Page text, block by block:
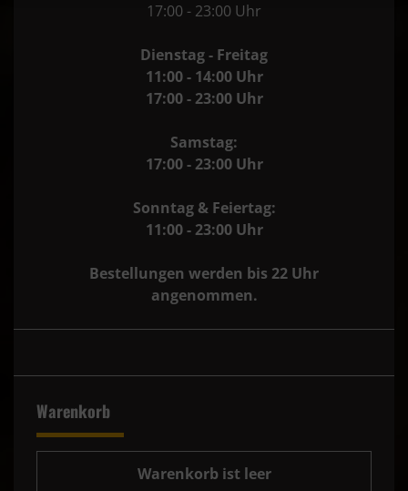
17:00 - 23:00 Uhr
Dienstag - Freitag
11:00 - 14:00 Uhr
17:00 - 23:00 Uhr
Samstag:
17:00 - 23:00 Uhr
Sonntag & Feiertag:
11:00 - 23:00 Uhr
Bestellungen werden bis 22 Uhr
angenommen.
Warenkorb
Warenkorb ist leer